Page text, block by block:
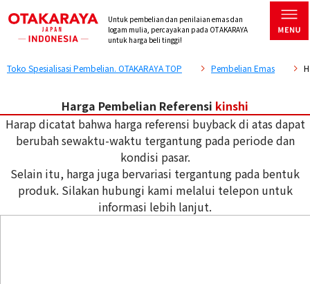
Untuk pembelian dan penilaian emas dan
logam mulia, percayakan pada OTAKARAYA
untuk harga beli tinggi!
Toko Spesialisasi Pembelian. OTAKARAYA TOP Pembelian Emas
Harga Pembelian Referensi kinshi
Harap dicatat bahwa harga referensi buyback di atas dapat
berubah sewaktu-waktu tergantung pada periode dan
kondisi pasar.
Selain itu, harga juga bervariasi tergantung pada bentuk
produk. Silakan hubungi kami melalui telepon untuk
informasi lebih lanjut.